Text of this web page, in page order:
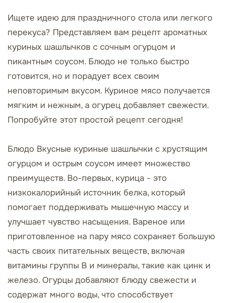
Ищете идею для праздничного стола или легкого
перекуса? Представляем вам рецепт ароматных
куриных шашлычков с сочным огурцом и
пикантным соусом. Блюдо не только быстро
готовится, но и порадует всех своим
неповторимым вкусом. Куриное мясо получается
мягким и нежным, а огурец добавляет свежести.
Попробуйте этот простой рецепт сегодня!
Блюдо Вкусные куриные шашлычки с хрустящим
огурцом и острым соусом имеет множество
преимуществ. Во-первых, курица - это
низкокалорийный источник белка, который
помогает поддерживать мышечную массу и
улучшает чувство насыщения. Вареное или
приготовленное на пару мясо сохраняет большую
часть своих питательных веществ, включая
витамины группы B и минералы, такие как цинк и
железо. Огурцы добавляют блюду свежести и
содержат много воды, что способствует